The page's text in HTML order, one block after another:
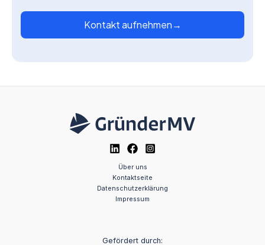
Kontakt aufnehmen→
Über uns
Kontaktseite
Datenschutzerklärung
Impressum
Gefördert durch: